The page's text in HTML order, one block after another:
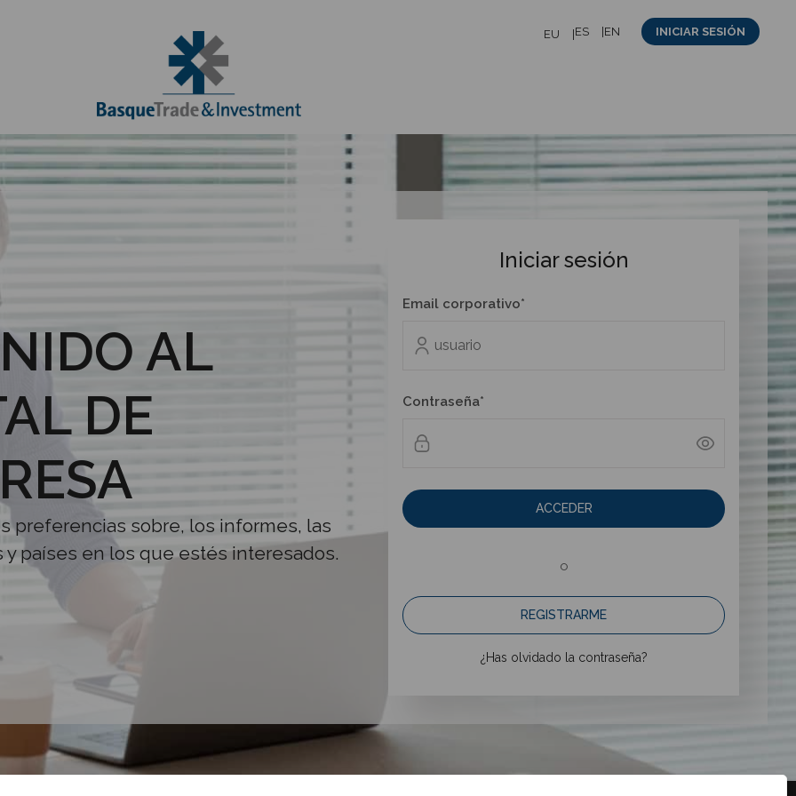
EU ES EN INICIAR SESIÓN
AL
DE
preferencias sobre, los informes, las
países en los que estés interesados.
Iniciar sesión
Email corporativo*
Contraseña*
ACCEDER
o
REGISTRARME
¿Has olvidado la contraseña?